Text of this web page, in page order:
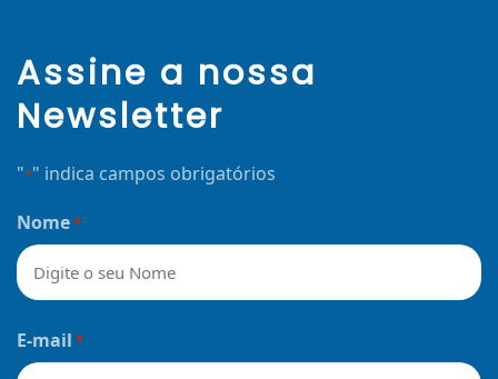
Assine a nossa
Newsletter
"*" indica campos obrigatórios
Nome*
E-mail *